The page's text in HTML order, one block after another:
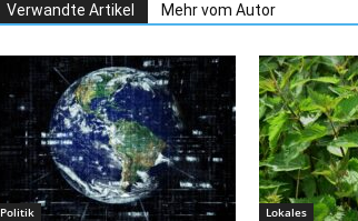
Verwandte Artikel Mehr vom Autor
Politik Lokales